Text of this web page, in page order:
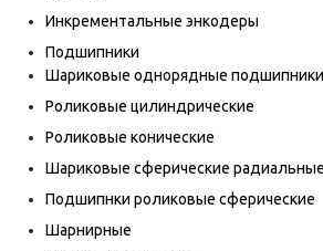
Инкрементальные энкодеры
Подшипники
Шариковые однорядные подшипники
Роликовые цилиндрические
Роликовые конические
Шариковые сферические радиальные
Подшипнки роликовые сферические
Шарнирные